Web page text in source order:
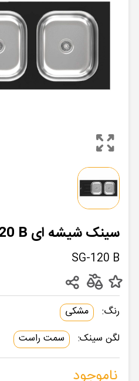
سینک شیشه ای SG-120 B سیمر
SG-120 B
رنگ:
مشکی
لگن سینک:
سمت راست
ناموجود